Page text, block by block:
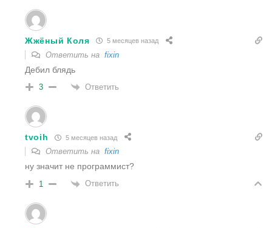
Жжёный Коля 5 месяцев назад
Ответить на fixin
Дебил блядь
3 Ответить
tvoih 5 месяцев назад
Ответить на fixin
ну значит не программист?
1 Ответить